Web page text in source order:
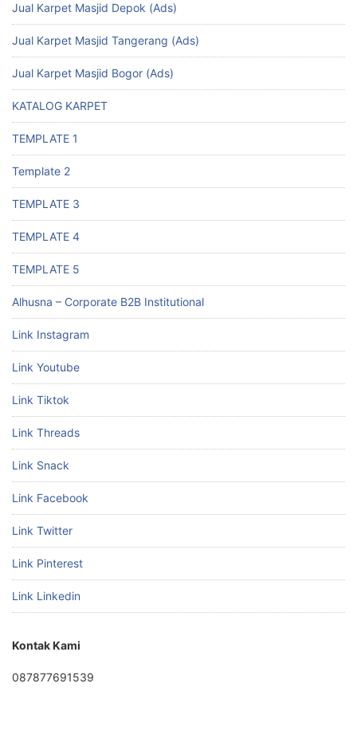
Jual Karpet Masjid Depok (Ads)
Jual Karpet Masjid Tangerang (Ads)
Jual Karpet Masjid Bogor (Ads)
KATALOG KARPET
TEMPLATE 1
Template 2
TEMPLATE 3
TEMPLATE 4
TEMPLATE 5
Alhusna – Corporate B2B Institutional
Link Instagram
Link Youtube
Link Tiktok
Link Threads
Link Snack
Link Facebook
Link Twitter
Link Pinterest
Link Linkedin
Kontak Kami
087877691539